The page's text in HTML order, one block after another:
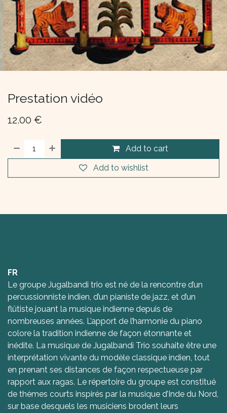
Prestation vidéo
12.00 €
Add to cart
Add to wishlist
FR
Le groupe Jugalbandi trio est né de la rencontre d’un
percussionniste indien, d’un pianiste de jazz, et d’un
flûtiste jouant la musique indienne depuis de
nombreuses années. L’apport de l’harmonie du piano
colore la tradition indienne de façon étonnante et
inédite. La musique de Jugalbandi Trio souhaite être une
interprétation vivante du modèle classique indien, tout
en prenant ses distances de façon respectueuse par
rapport aux ragas. Le répertoire du groupe est constitué
de thèmes courts inspirés par la musique d’Inde du Nord,
sur base desquels les musiciens brodent leurs